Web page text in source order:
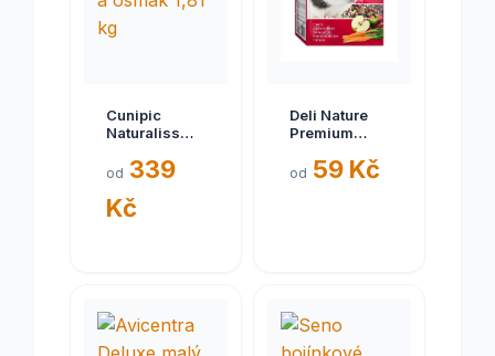
Cunipic
Naturaliss
Degu - činčila
kg
od 339
Kč
Deli Nature
Premium
EXP 11/2024
od 59 Kč